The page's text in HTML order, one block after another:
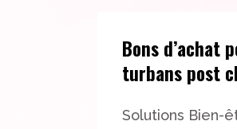
Bons d’achat
turbans post
Solutions Bien-